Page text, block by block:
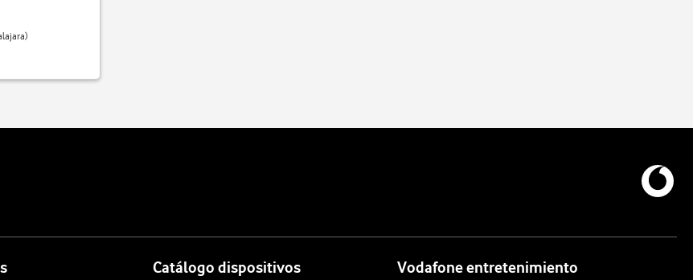
Catálogo dispositivos Vodafone entretenimiento